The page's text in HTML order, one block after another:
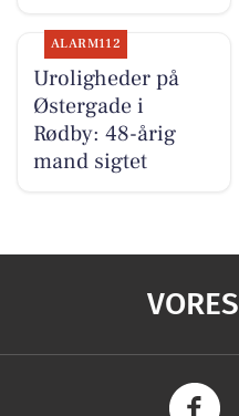
ALARM112
Uroligheder på
Østergade i
Rødby: 48-årig
mand sigtet
VORES